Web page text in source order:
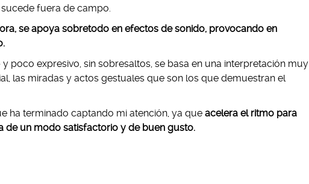
fuera de campo.
se apoya sobretodo en efectos de sonido, provocando en
poco expresivo, sin sobresaltos, se basa en una interpretación muy
las miradas y actos gestuales que son los que demuestran el
ha terminado captando mi atención, ya que acelera el ritmo para
de un modo satisfactorio y de buen gusto.